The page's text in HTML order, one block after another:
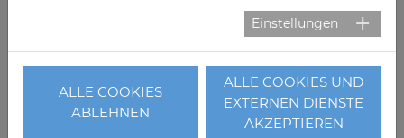
17 Go-lives – ermöglicht durch den Einsatz großer
50-100 zusätzliche Fachkräfte pro Go-live – mit
dabei: Applikationsbetreuerinnen und - betreuer,
Infrastruktur-Spezialistinnen und -spezialisten,
externe Dienstleistende und Key-User und Key-
Einstellungen
ALLE COOKIES
ABLEHNEN
ALLE COOKIES UND
EXTERNEN DIENSTE
AKZEPTIEREN